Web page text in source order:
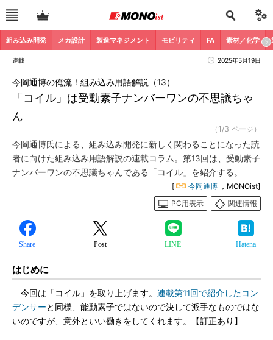
組み込み開発 メカ設計 製造マネジメント モビリティ FA 素材／化学
連載 2025年5月19日
「コイル」は受動素子ナンバーワンの不思議ちゃ
ん
今岡通博の俺流！組み込み用語解説（13）
（1/3 ページ）
今岡通博氏による、組み込み開発に新しく関わることになった読
者に向けた組み込み用語解説の連載コラム。第13回は、受動素子
ナンバーワンの不思議ちゃんである「コイル」を紹介する。
[ 今岡通博 ，MONOist]
PC用表示
関連情報
Share Post LINE Hatena
はじめに
今回は「コイル」を取り上げます。 連載第11回で紹介したコン
デンサーと同様、能動素子ではないので決して派手なものではな
いのですが、意外といい働きをしてくれます。【訂正あり】